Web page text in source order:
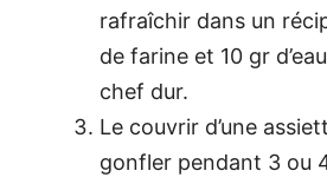
rafraîchir dans un
de farine et 10 gr
chef dur.
Le couvrir d’une
gonfler pendant 3 ou